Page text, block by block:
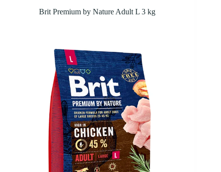
Brit Premium by Nature Adult L 3 kg